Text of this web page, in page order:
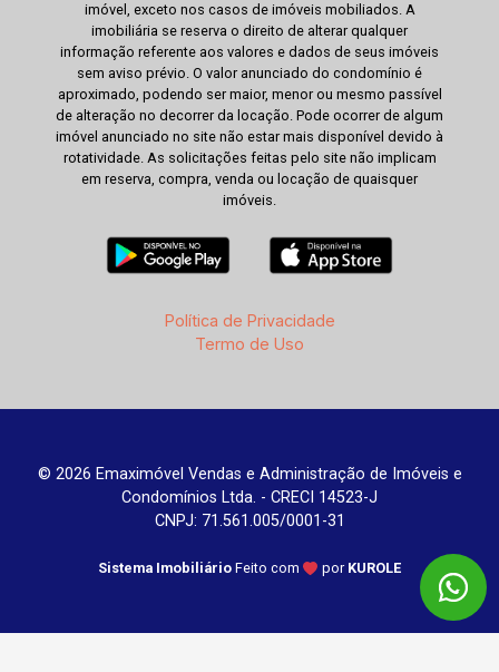
imóvel, exceto nos casos de imóveis mobiliados. A
imobiliária se reserva o direito de alterar qualquer
informação referente aos valores e dados de seus imóveis
sem aviso prévio. O valor anunciado do condomínio é
aproximado, podendo ser maior, menor ou mesmo passível
de alteração no decorrer da locação. Pode ocorrer de algum
imóvel anunciado no site não estar mais disponível devido à
rotatividade. As solicitações feitas pelo site não implicam
em reserva, compra, venda ou locação de quaisquer
imóveis.
Política de Privacidade
Termo de Uso
© 2026 Emaximóvel Vendas e Administração de Imóveis e
Condomínios Ltda. - CRECI 14523-J
CNPJ: 71.561.005/0001-31
Sistema Imobiliário Feito com por KUROLE